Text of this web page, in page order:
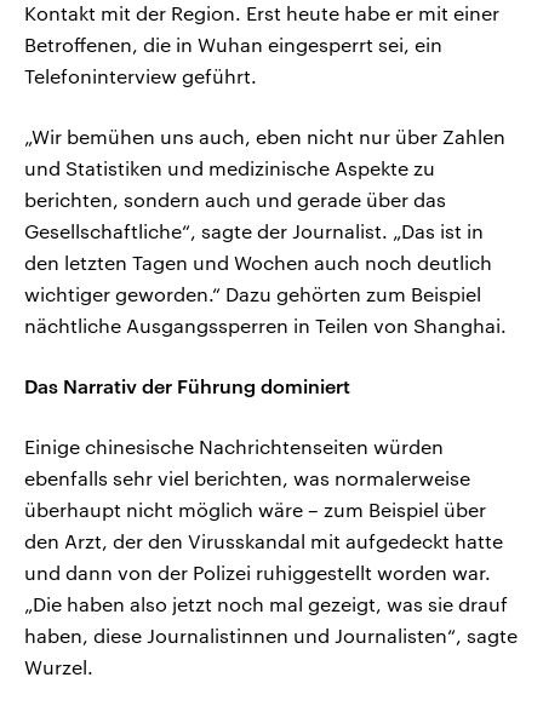
Kontakt mit der Region. Erst heute habe er mit einer
Betroffenen, die in Wuhan eingesperrt sei, ein
Telefoninterview geführt.
„Wir bemühen uns auch, eben nicht nur über Zahlen
und Statistiken und medizinische Aspekte zu
berichten, sondern auch und gerade über das
Gesellschaftliche“, sagte der Journalist. „Das ist in
den letzten Tagen und Wochen auch noch deutlich
wichtiger geworden.“ Dazu gehörten zum Beispiel
nächtliche Ausgangssperren in Teilen von Shanghai.
Das Narrativ der Führung dominiert
Einige chinesische Nachrichtenseiten würden
ebenfalls sehr viel berichten, was normalerweise
überhaupt nicht möglich wäre – zum Beispiel über
den Arzt, der den Virusskandal mit aufgedeckt hatte
und dann von der Polizei ruhiggestellt worden war.
„Die haben also jetzt noch mal gezeigt, was sie drauf
haben, diese Journalistinnen und Journalisten“, sagte
Wurzel.